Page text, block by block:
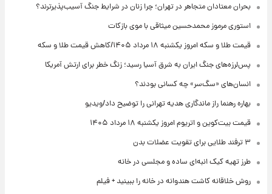
بحران معتادان متجاهر در تهران؛ چرا زنان در شرایط جنگ آسیب‌پذیرترند؟
استوری مرموز محمدحسین میثاقی با موی بازکات
قیمت طلا و سکه امروز یکشنبه ۱۸ مرداد ۱۴۰۵/کاهش قیمت طلا و سکه
پس‌لرزه‌های جنگ ایران به شرق آسیا رسید؛ زنگ خطر برای ارتش آمریکا
انسان‌های «سگ‌سر» چه کسانی بودند؟
بهاره رهنما راز ماندگاری هدیه تهرانی را توضیح داد/ویدیو
قیمت بیت‌کوین و اتریوم امروز یکشنبه ۱۸ مرداد ۱۴۰۵
۳ ترفند طلایی برای تقویت عضلات بدن
طرز تهیه کیک انبه‌ای ساده و مجلسی در خانه
روش خلاقانه کاشت هندوانه در خانه را ببینید + فیلم